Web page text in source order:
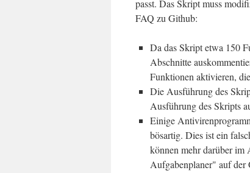
passt. Das Skript muss
FAQ zu Github:
Da das Skript etwa 150
Abschnitte
Funktionen aktivieren,
Die Ausführung des
Ausführung des Skripts
Einige
bösartig. Dies ist ein
können mehr darüber
Aufgabenplaner" auf der